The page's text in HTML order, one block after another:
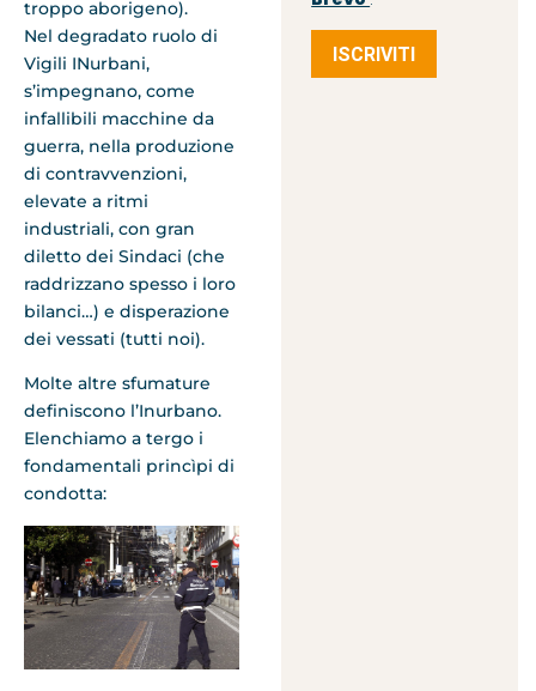
troppo aborigeno).
Nel degradato ruolo di
Vigili INurbani,
s’impegnano, come
infallibili macchine da
guerra, nella produzione
di contravvenzioni,
elevate a ritmi
industriali, con gran
diletto dei Sindaci (che
raddrizzano spesso i loro
bilanci…) e disperazione
dei vessati (tutti noi).
Molte altre sfumature
definiscono l’Inurbano.
Elenchiamo a tergo i
fondamentali princìpi di
condotta:
ISCRIVITI